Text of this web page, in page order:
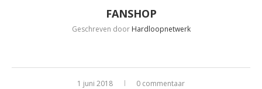
FANSHOP
Geschreven door Hardloopnetwerk
1 juni 2018 0 commentaar